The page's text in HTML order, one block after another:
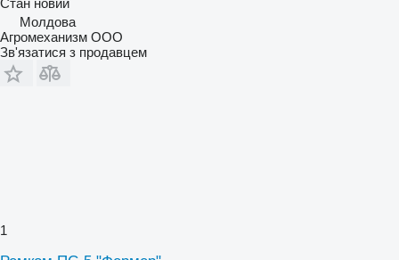
Молдова
Агромеханизм ООО
Зв'язатися з продавцем
1